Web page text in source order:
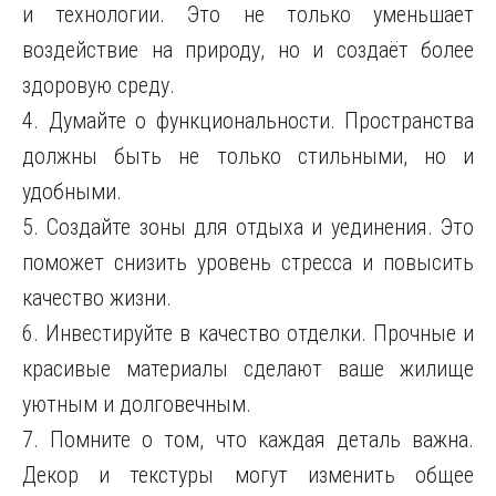
и технологии. Это не только уменьшает
воздействие на природу, но и создаёт более
здоровую среду.
4. Думайте о функциональности. Пространства
должны быть не только стильными, но и
удобными.
5. Создайте зоны для отдыха и уединения. Это
поможет снизить уровень стресса и повысить
качество жизни.
6. Инвестируйте в качество отделки. Прочные и
красивые материалы сделают ваше жилище
уютным и долговечным.
7. Помните о том, что каждая деталь важна.
Декор и текстуры могут изменить общее